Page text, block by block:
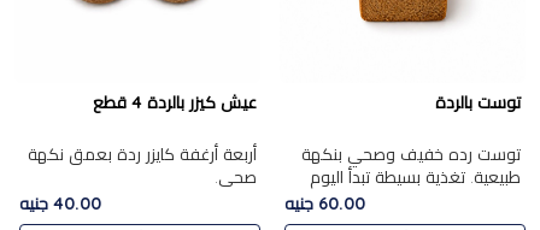
توست بالردة
توست رده خفيف وصحي بنكهة
طبيعية. تغذية بسيطة تبدأ اليوم
60.00 جنيه
عيش كيزر بالردة 4 قطع
أربعة أرغفة كايزر ردة بعمق نكهة
صحي.
40.00 جنيه